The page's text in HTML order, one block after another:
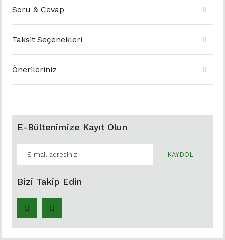
Soru & Cevap
Taksit Seçenekleri
Önerileriniz
E-Bültenimize Kayıt Olun
KAYDOL
Bizi Takip Edin